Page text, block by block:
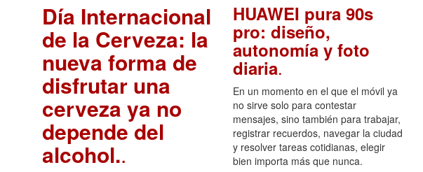
Día Internacional
de la Cerveza: la
nueva forma de
disfrutar una
cerveza ya no
depende del
alcohol..
HUAWEI pura 90s
pro: diseño,
autonomía y foto
diaria.
En un momento en el que el móvil ya
no sirve solo para contestar
mensajes, sino también para trabajar,
registrar recuerdos, navegar la ciudad
y resolver tareas cotidianas, elegir
bien importa más que nunca.